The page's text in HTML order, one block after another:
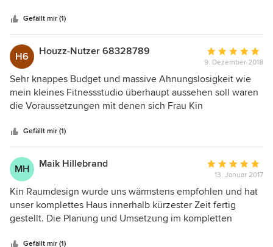
Gefällt mir (1)
H6 Houzz-Nutzer 68328789
Bewertung:
5
von
9. Dezember 2018
Sehr knappes Budget und massive Ahnungslosigkeit wie
mein kleines Fitnessstudio überhaupt aussehen soll waren
die Voraussetzungen mit denen sich Frau Kin
Ergebnis mit dem ich nicht zufriedener sein könnte. Top
Beratung, super professionell, mehr geht nicht. Liebsten
Dank nochmal für eine tolle Arbeit!
Gefällt mir (1)
MH Maik Hillebrand
Bewertung:
5
von
5
13. Januar 2017
Kin Raumdesign wurde uns wärmstens empfohlen und hat
unser komplettes Haus innerhalb kürzester Zeit fertig
gestellt. Die Planung und Umsetzung im kompletten
Gefällt mir (1)